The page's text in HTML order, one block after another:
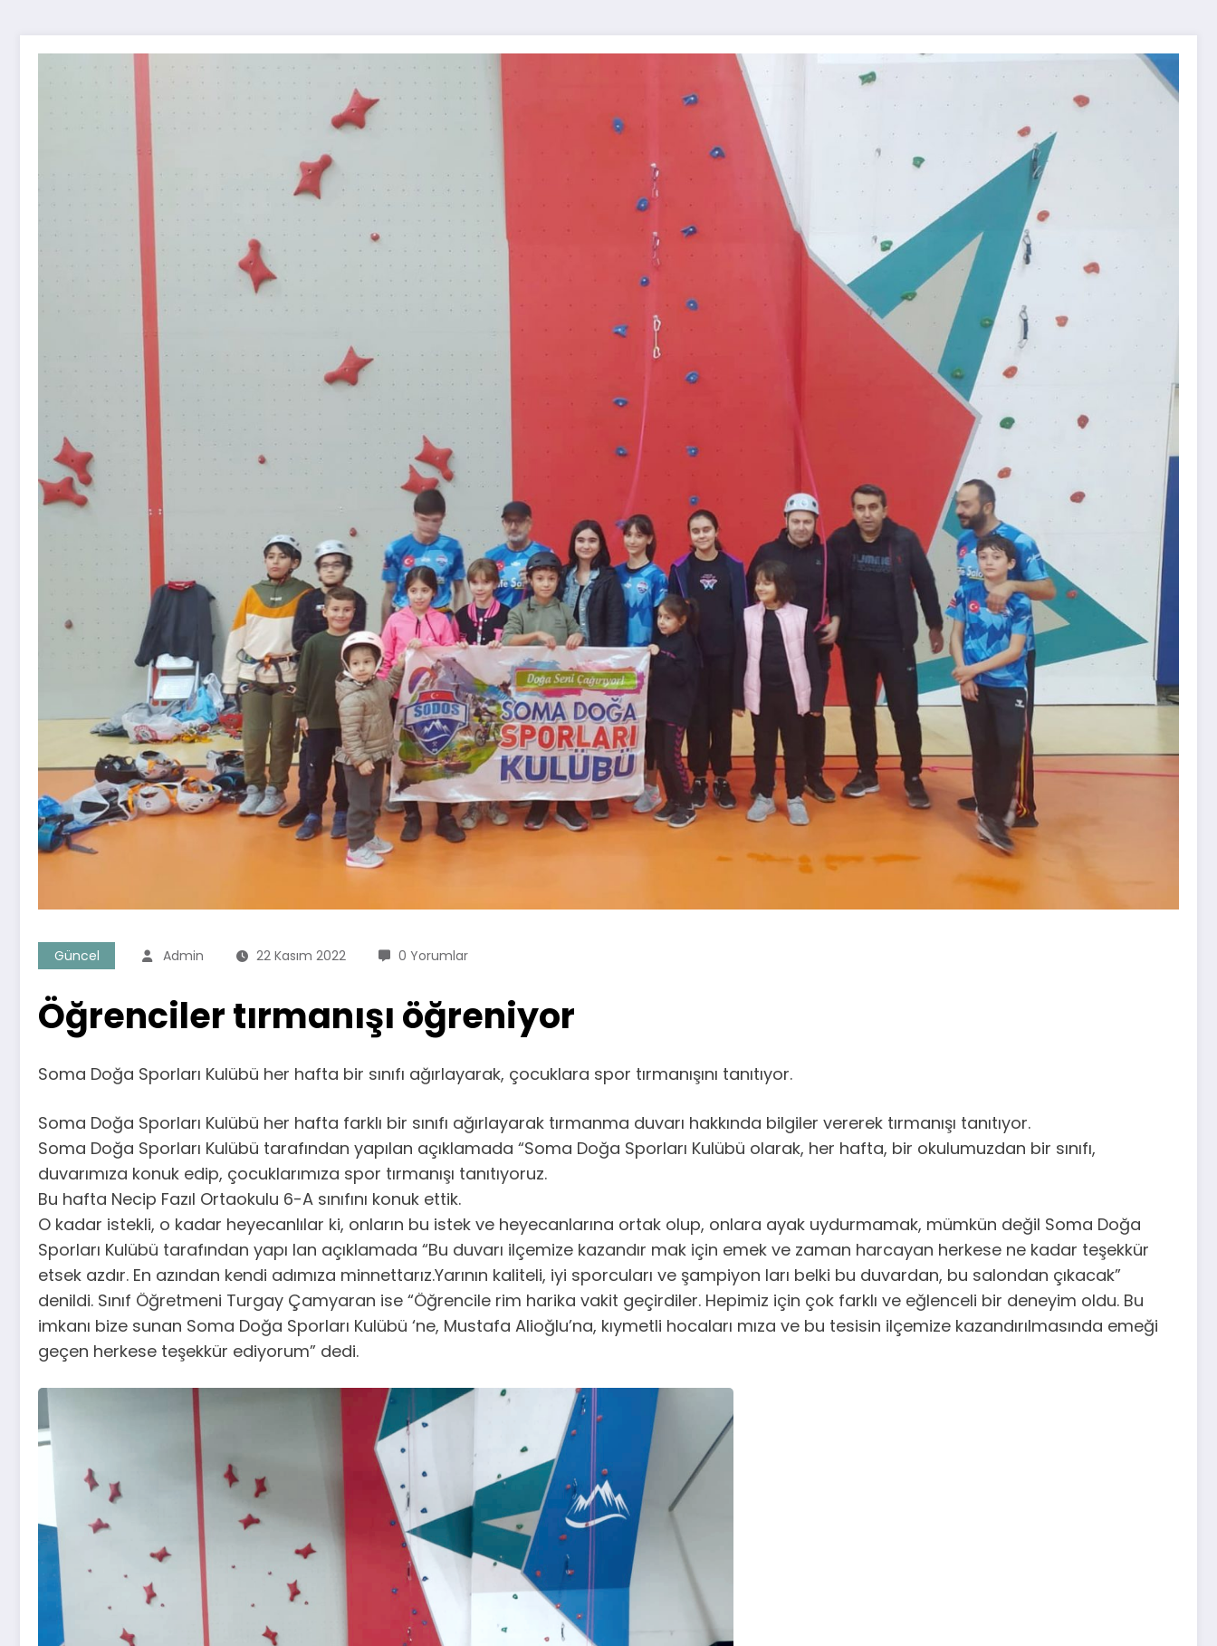
Güncel Admin 22 Kasım 2022 0 Yorumlar
Öğrenciler tırmanışı öğreniyor
Soma Doğa Sporları Kulübü her hafta bir sınıfı ağırlayarak, çocuklara spor tırmanışını tanıtıyor.
Soma Doğa Sporları Kulübü her hafta farklı bir sınıfı ağırlayarak tırmanma duvarı hakkında bilgiler vererek tırmanışı tanıtıyor.
Soma Doğa Sporları Kulübü tarafından yapılan açıklamada “Soma Doğa Sporları Kulübü olarak, her hafta, bir okulumuzdan bir sınıfı,
duvarımıza konuk edip, çocuklarımıza spor tırmanışı tanıtıyoruz.
Bu hafta Necip Fazıl Ortaokulu 6-A sınıfını konuk ettik.
O kadar istekli, o kadar heyecanlılar ki, onların bu istek ve heyecanlarına ortak olup, onlara ayak uydurmamak, mümkün değil Soma Doğa
Sporları Kulübü tarafından yapı lan açıklamada “Bu duvarı ilçemize kazandır mak için emek ve zaman harcayan herkese ne kadar teşekkür
etsek azdır. En azından kendi adımıza minnettarız.Yarının kaliteli, iyi sporcuları ve şampiyon ları belki bu duvardan, bu salondan çıkacak”
denildi. Sınıf Öğretmeni Turgay Çamyaran ise “Öğrencile rim harika vakit geçirdiler. Hepimiz için çok farklı ve eğlenceli bir deneyim oldu. Bu
imkanı bize sunan Soma Doğa Sporları Kulübü ‘ne, Mustafa Alioğlu’na, kıymetli hocaları mıza ve bu tesisin ilçemize kazandırılmasında emeği
geçen herkese teşekkür ediyorum” dedi.